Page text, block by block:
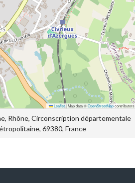
Leaflet |Map data ©OpenStreetMapcontributors
Rhône, Circonscription départementale
69380, France